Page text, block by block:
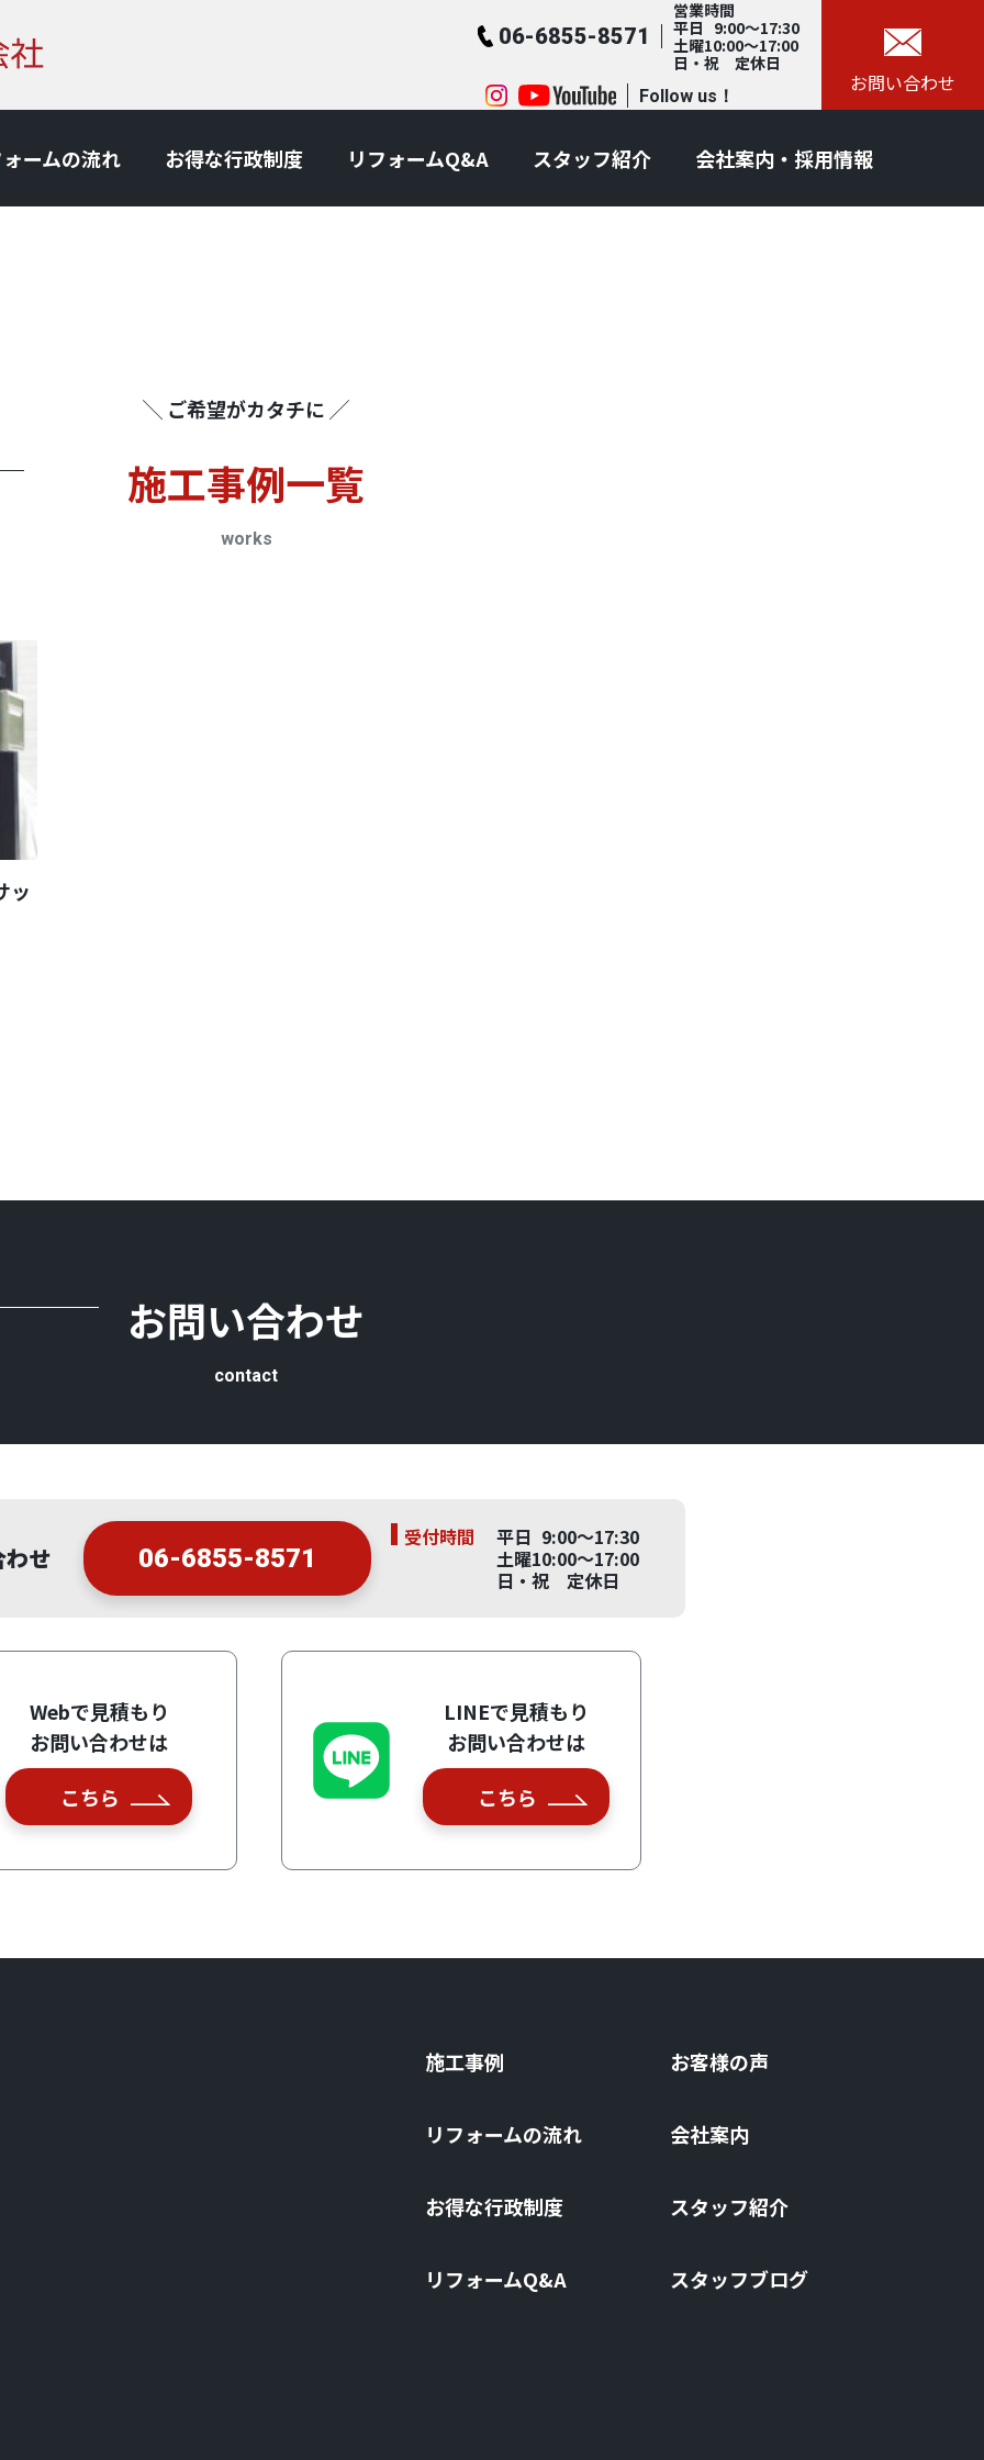
06-6855-8571
営業時間
平日 9:00～17:30
土曜10:00～17:00
日・祝 定休日
Follow us！ お問い合わせ
ームの流れ お得な⾏政制度 リフォームQ&A スタッフ紹介 会社案内・採用情報
╲ ご希望がカタチに ╱
施⼯事例一覧
works
ッ
お問い合わせ
contact
わせ 06-6855-8571
受付時間
平日 9:00～17:30
土曜10:00～17:00
日・祝 定休日
Webで見積もり
お問い合わせは
こちら
LINEで見積もり
お問い合わせは
こちら
施⼯事例
リフォームの流れ
お得な⾏政制度
リフォームQ&A
お客様の声
会社案内
スタッフ紹介
スタッフブログ